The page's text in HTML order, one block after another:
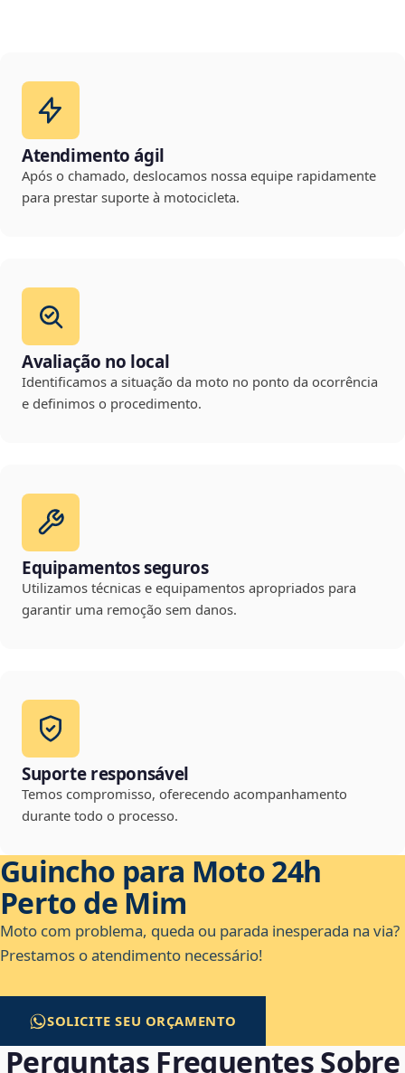
Atendimento ágil
Após o chamado, deslocamos nossa equipe rapidamente
para prestar suporte à motocicleta.
Avaliação no local
Identificamos a situação da moto no ponto da ocorrência
e definimos o procedimento.
Equipamentos seguros
Utilizamos técnicas e equipamentos apropriados para
garantir uma remoção sem danos.
Suporte responsável
Temos compromisso, oferecendo acompanhamento
durante todo o processo.
Guincho para Moto 24h
Perto de Mim
Moto com problema, queda ou parada inesperada na via?
Prestamos o atendimento necessário!
SOLICITE SEU ORÇAMENTO
Perguntas Frequentes Sobre